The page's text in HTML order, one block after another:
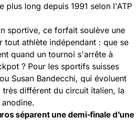
plus long depuis 1991 selon l'ATP
sportive, ce forfait soulève une
tout athlète indépendant : que se
quand un tournoi s'arrête à
? Pour les sportifs suisses
Susan Bandecchi, qui évoluent
très différent du circuit italien, la
séparent une demi-finale d'une